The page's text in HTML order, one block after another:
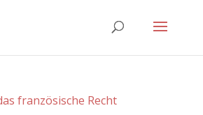
französische Recht